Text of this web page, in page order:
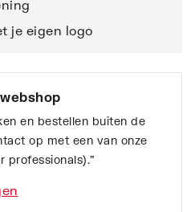
je eigen logo
en bestellen buiten de
op met een van onze
professionals).”